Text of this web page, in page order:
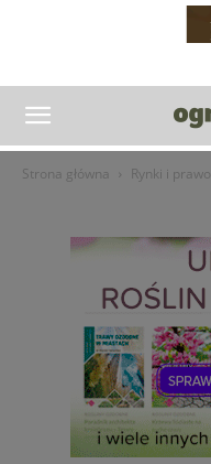
Strona główna Rynki i prawo